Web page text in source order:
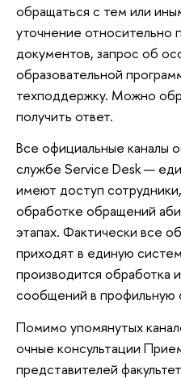
обращаться с тем или
уточнение относительно
документов, запрос об
образовательной
техподдержку. Можно
получить ответ.
Все официальные каналы
службе Service Desk —
имеют доступ
обработке обращений
этапах. Фактически все
приходят в единую
производится обработка
сообщений в профильную
Помимо упомянутых
очные консультации
представителей